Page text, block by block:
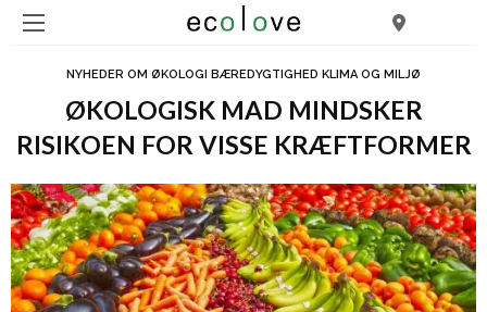
NYHEDER OM ØKOLOGI BÆREDYGTIGHED KLIMA OG MILJØ
ØKOLOGISK MAD MINDSKER
RISIKOEN FOR VISSE KRÆFTFORMER